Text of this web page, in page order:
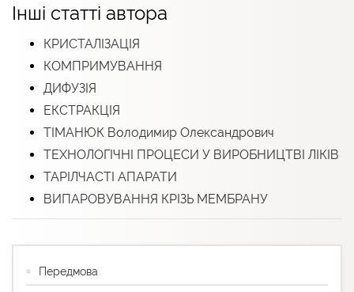
Інші статті автора
КРИСТАЛІЗАЦІЯ
КОМПРИМУВАННЯ
ДИФУЗІЯ
ЕКСТРАКЦІЯ
ТІМАНЮК Володимир Олександрович
ТЕХНОЛОГІЧНІ ПРОЦЕСИ У ВИРОБНИЦТВІ ЛІКІВ
ТАРІЛЧАСТІ АПАРАТИ
ВИПАРОВУВАННЯ КРІЗЬ МЕМБРАНУ
Передмова